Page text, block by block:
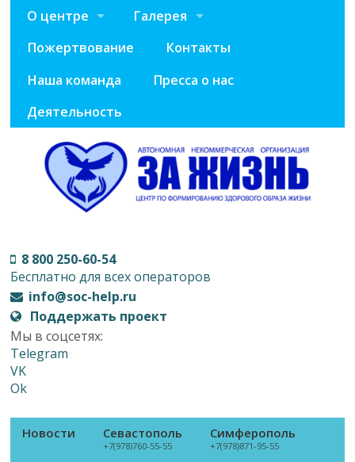
О центре
Галерея
Пожертвование
Контакты
Наша команда
Пресса о нас
Деятельность
8 800 250-60-54
Бесплатно для всех операторов
info@soc-help.ru
Поддержать проект
Мы в соцсетях:
Telegram
VK
Ok
Новости Севастополь
+7(978)760-55-55
Симферополь
+7(978)871-95-55